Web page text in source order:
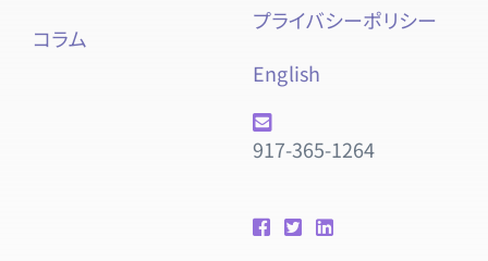
コラム
プライバシーポリシー
English
917-365-1264